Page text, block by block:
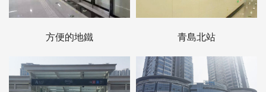
方便的地鐵 青島北站